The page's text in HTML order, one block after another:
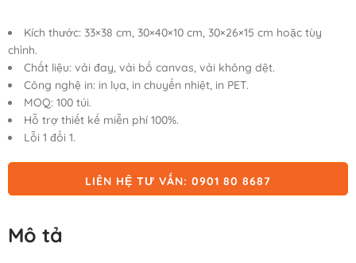
Kích thước: 33×38 cm, 30×40×10 cm, 30×26×15 cm hoặc tùy
chỉnh.
Chất liệu: vải đay, vải bố canvas, vải không dệt.
Công nghệ in: in lụa, in chuyển nhiệt, in PET.
MOQ: 100 túi.
Hỗ trợ thiết kế miễn phí 100%.
Lỗi 1 đổi 1.
LIÊN HỆ TƯ VẤN: 0901 80 8687
Mô tả